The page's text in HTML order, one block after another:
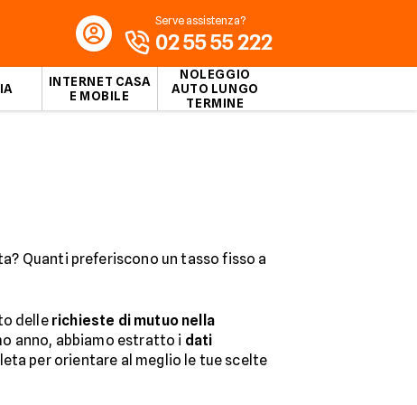
INTERNET CASA
E MOBILE
NOLEGGIO
AUTO LUNGO
TERMINE
Serve assistenza?
02 55 55 222
Quanti preferiscono un tasso fisso a
delle richieste di mutuo nella
anno, abbiamo estratto i dati
per orientare al meglio le tue scelte